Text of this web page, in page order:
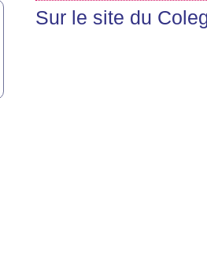
Sur le site du